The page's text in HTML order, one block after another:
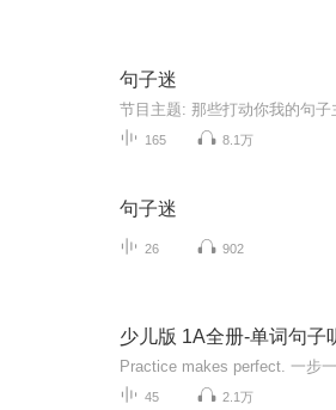
句子迷
165 8.1万
句子迷
26 902
少儿版 1A全册-单词句子
Practice makes perfect. 一步
45 2.1万